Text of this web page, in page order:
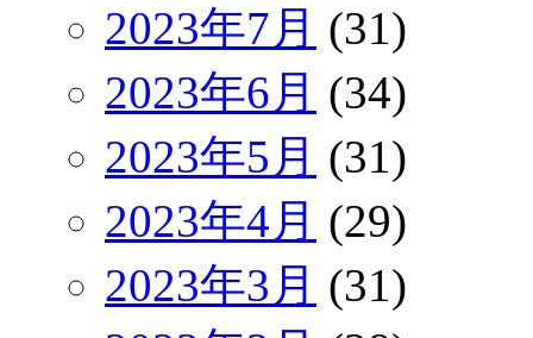
2023年7月 (31)
2023年6月 (34)
2023年5月 (31)
2023年4月 (29)
2023年3月 (31)